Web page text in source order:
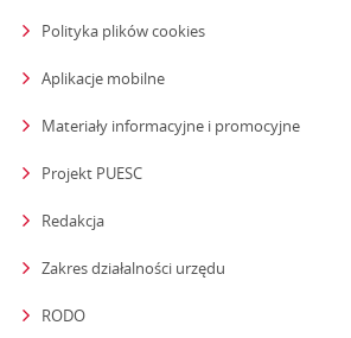
Polityka plików cookies
Aplikacje mobilne
Materiały informacyjne i promocyjne
Projekt PUESC
Redakcja
Zakres działalności urzędu
RODO